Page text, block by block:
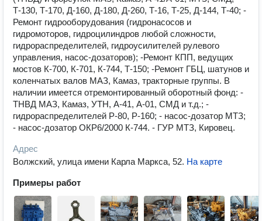
Т-130, Т-170, Д-160, Д-180, Д-260, Т-16, Т-25, Д-144, Т-40; -
Ремонт гидрооборудования (гидронасосов и
гидромоторов, гидроцилиндров любой сложности,
гидрораспределителей, гидроусилителей рулевого
управления, насос-дозаторов); -Ремонт КПП, ведущих
мостов К-700, К-701, К-744, Т-150; -Ремонт ГБЦ, шатунов и
коленчатых валов МАЗ, Камаз, тракторные группы. В
наличии имеется отремонтированный оборотный фонд: -
ТНВД МАЗ, Камаз, УТН, А-41, А-01, СМД и т.д.; -
гидрораспределителей Р-80, Р-160; - насос-дозатор МТЗ;
- насос-дозатор ОКР6/2000 К-744. - ГУР МТЗ, Кировец.
Адрес
Волжский, улица имени Карла Маркса, 52. На карте
Примеры работ